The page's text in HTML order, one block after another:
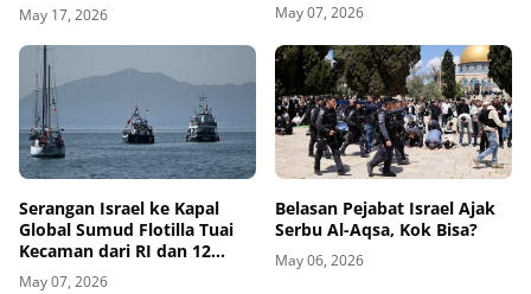
May 17, 2026 May 07, 2026
Serangan Israel ke Kapal
Global Sumud Flotilla Tuai
Kecaman dari RI dan 12
Negara
May 07, 2026
Belasan Pejabat Israel Ajak
Serbu Al-Aqsa, Kok Bisa?
May 06, 2026